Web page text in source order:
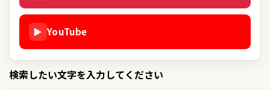
▶ YouTube
検索したい文字を入力してください